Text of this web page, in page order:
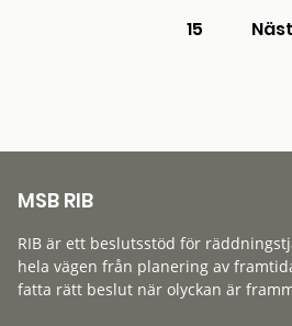
15
MSB RIB
RIB är ett beslutsstöd för
hela vägen från planering av
fatta rätt beslut när olyckan är